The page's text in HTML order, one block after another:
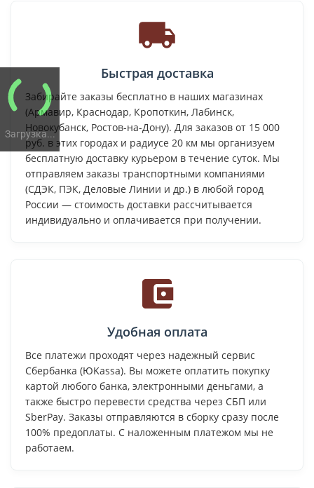
Загрузка...
Быстрая доставка
Забирайте заказы бесплатно в наших магазинах
(Армавир, Краснодар, Кропоткин, Лабинск,
Новокубанск, Ростов-на-Дону). Для заказов от 15 000
руб. в этих городах и радиусе 20 км мы организуем
бесплатную доставку курьером в течение суток. Мы
отправляем заказы транспортными компаниями
(СДЭК, ПЭК, Деловые Линии и др.) в любой город
России — стоимость доставки рассчитывается
индивидуально и оплачивается при получении.
Удобная оплата
Все платежи проходят через надежный сервис
Сбербанка (ЮKassa). Вы можете оплатить покупку
картой любого банка, электронными деньгами, а
также быстро перевести средства через СБП или
SberPay. Заказы отправляются в сборку сразу после
100% предоплаты. С наложенным платежом мы не
работаем.